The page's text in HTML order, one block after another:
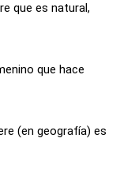
que es natural,
que hace
(en geografía) es